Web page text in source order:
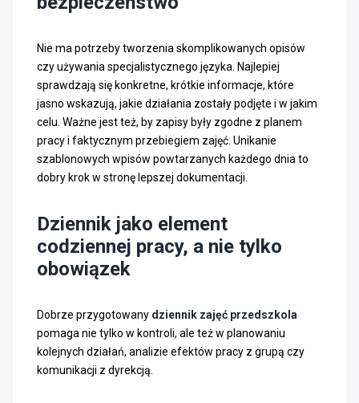
Nie ma potrzeby tworzenia skomplikowanych opisów
czy używania specjalistycznego języka. Najlepiej
sprawdzają się konkretne, krótkie informacje, które
jasno wskazują, jakie działania zostały podjęte i w jakim
celu. Ważne jest też, by zapisy były zgodne z planem
pracy i faktycznym przebiegiem zajęć. Unikanie
szablonowych wpisów powtarzanych każdego dnia to
dobry krok w stronę lepszej dokumentacji.
Dziennik jako element
codziennej pracy, a nie tylko
obowiązek
Dobrze przygotowany dziennik zajęć przedszkola
pomaga nie tylko w kontroli, ale też w planowaniu
kolejnych działań, analizie efektów pracy z grupą czy
komunikacji z dyrekcją.